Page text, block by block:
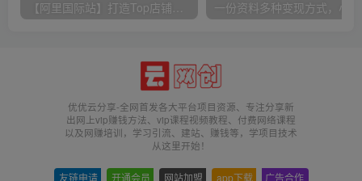
优优云分享-全网首发各大平台项目资源、专注分享新
出网上vip赚钱方法、vip课程视频教程、付费网络课程
以及网赚培训，学习引流、建站、赚钱等，学项目技术
从这里开始！
友链申请 开通会员 网站加盟 app下载 广告合作